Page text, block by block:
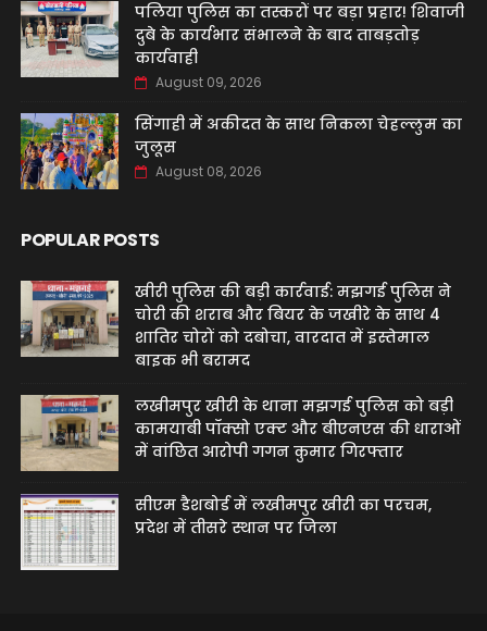
पलिया पुलिस का तस्करों पर बड़ा प्रहार! शिवाजी
दुबे के कार्यभार संभालने के बाद ताबड़तोड़
कार्यवाही
August 09, 2026
सिंगाही में अकीदत के साथ निकला चेहल्लुम का
जुलूस
August 08, 2026
POPULAR POSTS
खीरी पुलिस की बड़ी कार्रवाई: मझगई पुलिस ने
चोरी की शराब और बियर के जखीरे के साथ 4
शातिर चोरों को दबोचा, वारदात में इस्तेमाल
बाइक भी बरामद
लखीमपुर खीरी के थाना मझगई पुलिस को बड़ी
कामयाबी पॉक्सो एक्ट और बीएनएस की धाराओं
में वांछित आरोपी गगन कुमार गिरफ्तार
सीएम डैशबोर्ड में लखीमपुर खीरी का परचम,
प्रदेश में तीसरे स्थान पर जिला